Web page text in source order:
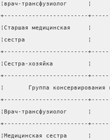
¦врач-трансфузиолог
+------------------------
¦Старшая медицинская
¦сестра                  ¦
+------------------------
¦Сестра-хозяйка
+------------------------
¦       Группа
+------------------------
¦Врач-трансфузиолог
+------------------------
¦Медицинская сестра